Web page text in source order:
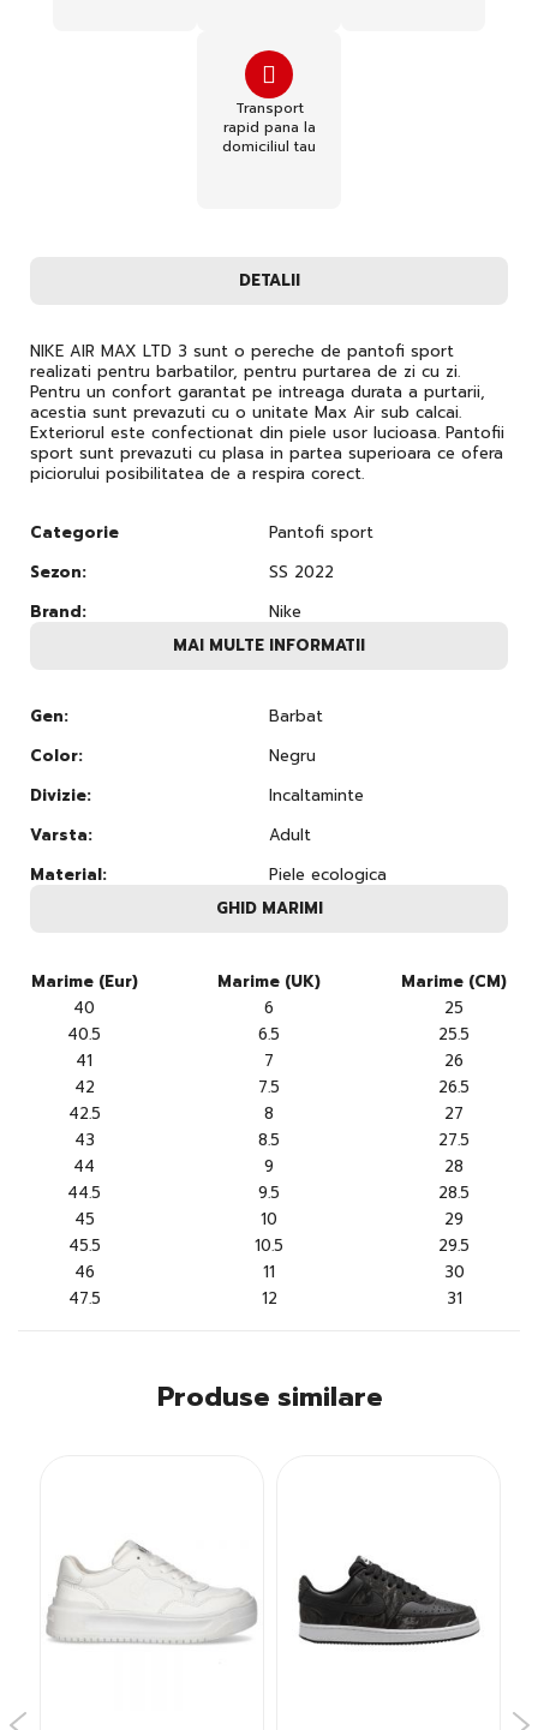
Transport
rapid pana la
domiciliul tau
DETALII
NIKE AIR MAX LTD 3 sunt o pereche de pantofi sport
realizati pentru barbatilor, pentru purtarea de zi cu zi.
Pentru un confort garantat pe intreaga durata a purtarii,
acestia sunt prevazuti cu o unitate Max Air sub calcai.
Exteriorul este confectionat din piele usor lucioasa. Pantofii
sport sunt prevazuti cu plasa in partea superioara ce ofera
piciorului posibilitatea de a respira corect.
Categorie
Pantofi sport
Sezon:
SS 2022
Brand:
Nike
MAI MULTE INFORMATII
Gen:
Barbat
Color:
Negru
Divizie:
Incaltaminte
Varsta:
Adult
Material:
Piele ecologica
GHID MARIMI
Marime (Eur) Marime (UK)
Marime (CM)
40
6
25
40.5
6.5
25.5
41
7
26
42
7.5
26.5
42.5
8
27
43
8.5
27.5
44
9
28
44.5
9.5
28.5
45
10
29
45.5
10.5
29.5
46
11
30
47.5
12 31
Produse similare